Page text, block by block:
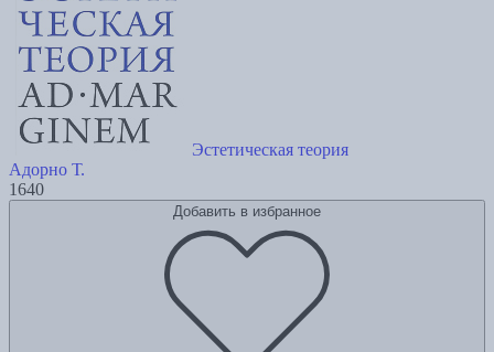
Эстетическая теория
Адорно Т.
1640
Добавить в избранное